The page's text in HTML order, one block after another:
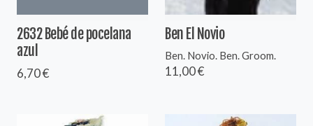
2632 Bebé de pocelana
azul
6,70 €
Ben El Novio
Ben. Novio. Ben. Groom.
11,00 €